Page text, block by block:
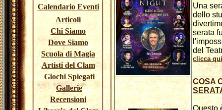
Calendario Eventi
Articoli
Chi Siamo
Dove Siamo
Scuola di Magia
Artisti del Clam
Giochi Spiegati
Gallerie
Recensioni
Una
dello
serata
del
clicca
COSA
Questo